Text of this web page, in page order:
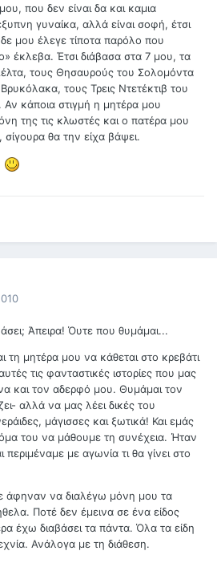
που δεν είναι δα και καμια
γυναίκα, αλλά είναι σοφή, έτσι
μου έλεγε τίποτα παρόλο που
έκλεβα. Έτσι διάβασα στα 7 μου, τα
τους Θησαυρούς του Σολομόντα
τους Τρεις Ντετέκτιβ του
κάποια στιγμή η μητέρα μου
της τις κλωστές και ο πατέρα μου
θα την είχα βάψει.
Άπειρα! Όυτε που θυμάμαι...
τη μητέρα μου να κάθεται στο κρεβάτι
τις φανταστικές ιστορίες που μας
και τον αδερφό μου. Θυμάμαι τον
αλλά να μας λέει δικές του
μάγισσες και ξωτικά! Και εμάς
του να μάθουμε τη συνέχεια. Ήταν
περιμέναμε με αγωνία τι θα γίνει στο
να διαλέγω μόνη μου τα
Ποτέ δεν έμεινα σε ένα είδος
έχω διαβάσει τα πάντα. Όλα τα είδη
Ανάλογα με τη διάθεση.